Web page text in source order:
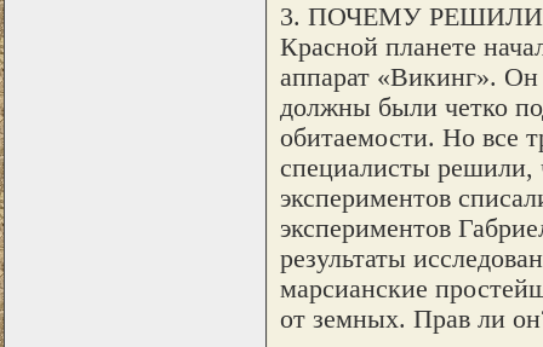
3. ПОЧЕМУ РЕШИЛИ,
Красной планете
аппарат «Викинг».
должны были четко
обитаемости. Но все
специалисты решили,
экспериментов
экспериментов
результаты
марсианские
от земных. Прав ли